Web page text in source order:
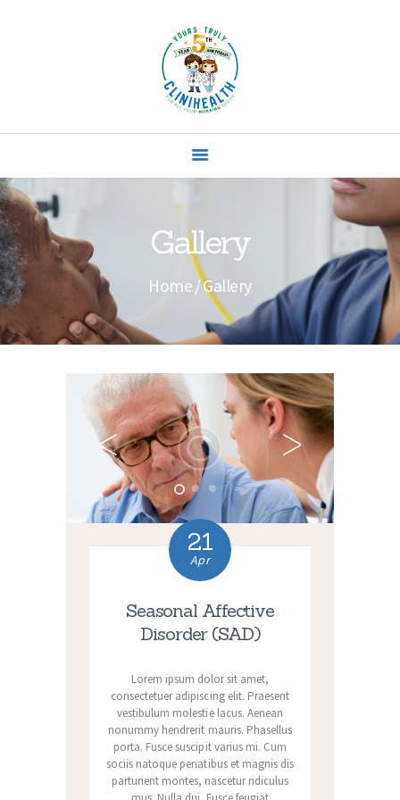
Gallery
Home Gallery
CONTACTS
21
Apr
Seasonal Affective
Disorder (SAD)
Lorem ipsum dolor sit amet,
consectetuer adipiscing elit. Praesent
vestibulum molestie lacus. Aenean
nonummy hendrerit mauris. Phasellus
porta. Fusce suscipit varius mi. Cum
sociis natoque penatibus et magnis dis
parturient montes, nascetur ridiculus